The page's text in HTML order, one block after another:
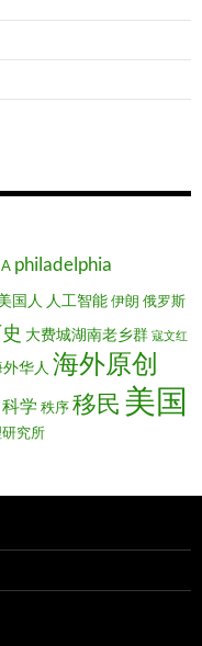
philadelphia
国人 人工智能伊朗 俄罗斯
大费城湖南老乡群 寇文红
华人 海外原创
科学 秩序移民 美国
究所